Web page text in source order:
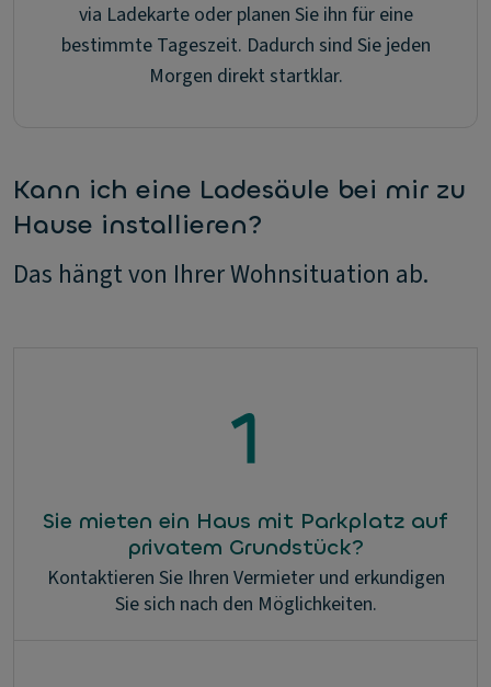
via Ladekarte oder planen Sie ihn für eine
bestimmte Tageszeit. Dadurch sind Sie jeden
Morgen direkt startklar.
Kann ich eine Ladesäule bei mir zu
Hause installieren?
Das hängt von Ihrer Wohnsituation ab.
Sie mieten ein Haus mit Parkplatz auf
privatem Grundstück?
Kontaktieren Sie Ihren Vermieter und erkundigen
Sie sich nach den Möglichkeiten.